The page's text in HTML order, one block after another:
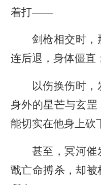
着打——
剑枪相交时，
连后退，身体僵直
以伤换伤时
身外的星芒与玄罡
能切实在他身上砍
甚至，冥河催
戬亡命搏杀，却被